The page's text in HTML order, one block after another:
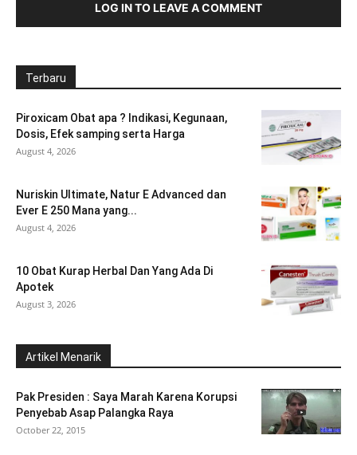
LOG IN TO LEAVE A COMMENT
Terbaru
Piroxicam Obat apa ? Indikasi, Kegunaan,
Dosis, Efek samping serta Harga
August 4, 2026
Nuriskin Ultimate, Natur E Advanced dan
Ever E 250 Mana yang...
August 4, 2026
10 Obat Kurap Herbal Dan Yang Ada Di
Apotek
August 3, 2026
Artikel Menarik
Pak Presiden : Saya Marah Karena Korupsi
Penyebab Asap Palangka Raya
October 22, 2015